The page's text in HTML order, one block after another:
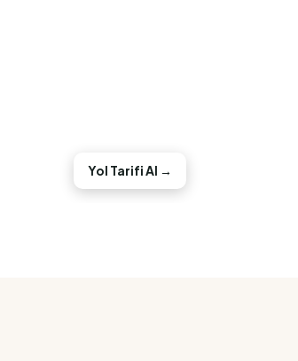
Yol Tarifi Al →